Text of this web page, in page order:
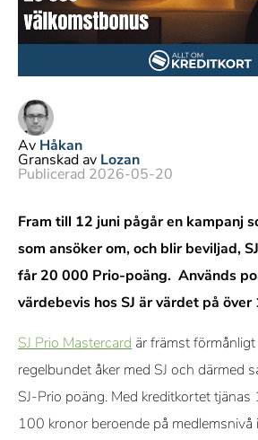
Av Håkan
Granskad av Lozan
Publicerad 2026-05-20
Fram till 12 juni pågår en kampanj
som ansöker om, och blir beviljad,
får 20 000 Prio-poäng. Används
värdebevis hos SJ är värdet på
SJ Prio Mastercard är främst
regelbundet åker med SJ och därmed
SJ-Prio poäng. Med kreditkortet
100 kronor beroende på medlemsnivå